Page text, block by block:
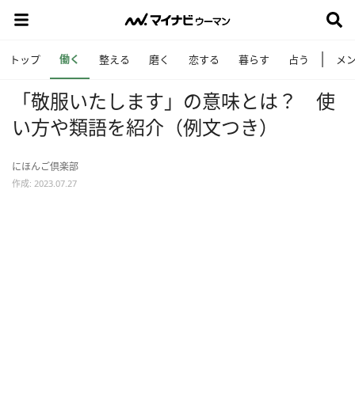
トップ 働く 整える 磨く 恋する 暮らす 占う メ
「敬服いたします」の意味とは？ 使
い方や類語を紹介（例文つき）
にほんご倶楽部
作成: 2023.07.27